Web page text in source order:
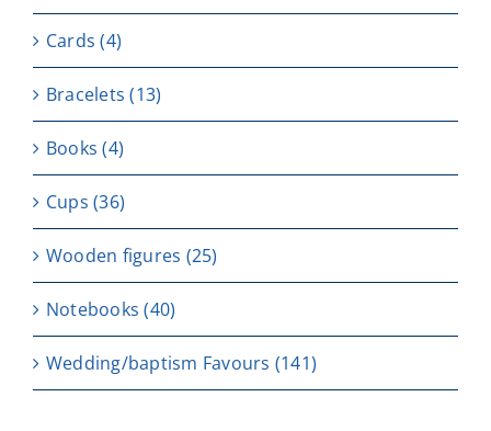
Cards (4)
Bracelets (13)
Books (4)
Cups (36)
Wooden figures (25)
Notebooks (40)
Wedding/baptism Favours (141)